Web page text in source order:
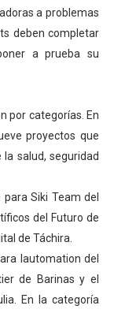
a problemas
deben completar
a prueba su
por categorías. En
proyectos que
salud, seguridad
Siki Team del
del Futuro de
de Táchira.
Iautomation del
de Barinas y el
En la categoría